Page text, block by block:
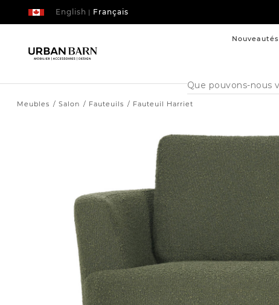
| Français
English
Nouveautés
Cataloque
de
Meubles Salon Fauteuils Fauteuil Harriet